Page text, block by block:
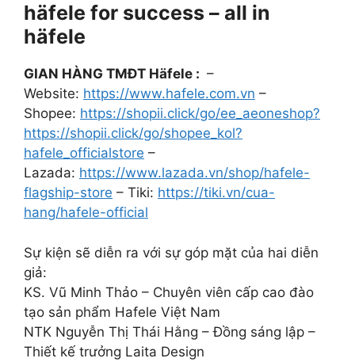
häfele for success – all in
häfele
GIAN HÀNG TMĐT Häfele : –
Website: https://www.hafele.com.vn –
Shopee: https://shopii.click/go/ee_aeoneshop?
https://shopii.click/go/shopee_kol?
hafele_officialstore –
Lazada: https://www.lazada.vn/shop/hafele-
flagship-store – Tiki: https://tiki.vn/cua-
hang/hafele-official
Sự kiện sẽ diễn ra với sự góp mặt của hai diễn
giả:
KS. Vũ Minh Thảo – Chuyên viên cấp cao đào
tạo sản phẩm Hafele Việt Nam
NTK Nguyễn Thị Thái Hằng – Đồng sáng lập –
Thiết kế trưởng Laita Design